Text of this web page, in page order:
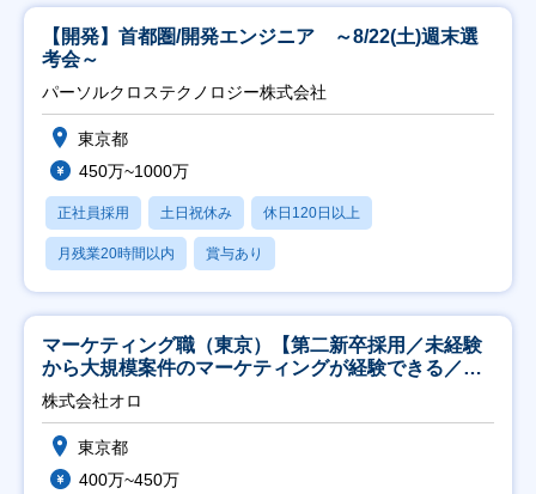
【開発】首都圏/開発エンジニア ～8/22(土)週末選
考会～
パーソルクロステクノロジー株式会社
東京都
450万~1000万
正社員採用 土日祝休み 休日120日以上
月残業20時間以内 賞与あり
マーケティング職（東京）【第二新卒採用／未経験
から大規模案件のマーケティングが経験できる／研
修充実】
株式会社オロ
東京都
400万~450万